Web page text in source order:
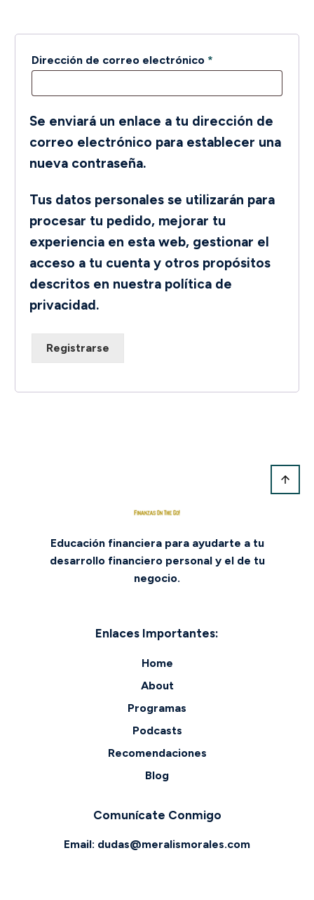
Dirección de correo electrónico *
Se enviará un enlace a tu dirección de
correo electrónico para establecer una
nueva contraseña.
Tus datos personales se utilizarán para
procesar tu pedido, mejorar tu
experiencia en esta web, gestionar el
acceso a tu cuenta y otros propósitos
descritos en nuestra política de
privacidad.
Registrarse
Educación financiera para ayudarte a tu
desarrollo financiero personal y el de tu
negocio.
Enlaces Importantes:
Home
About
Programas
Podcasts
Recomendaciones
Blog
Comunícate Conmigo
Email: dudas@meralismorales.com